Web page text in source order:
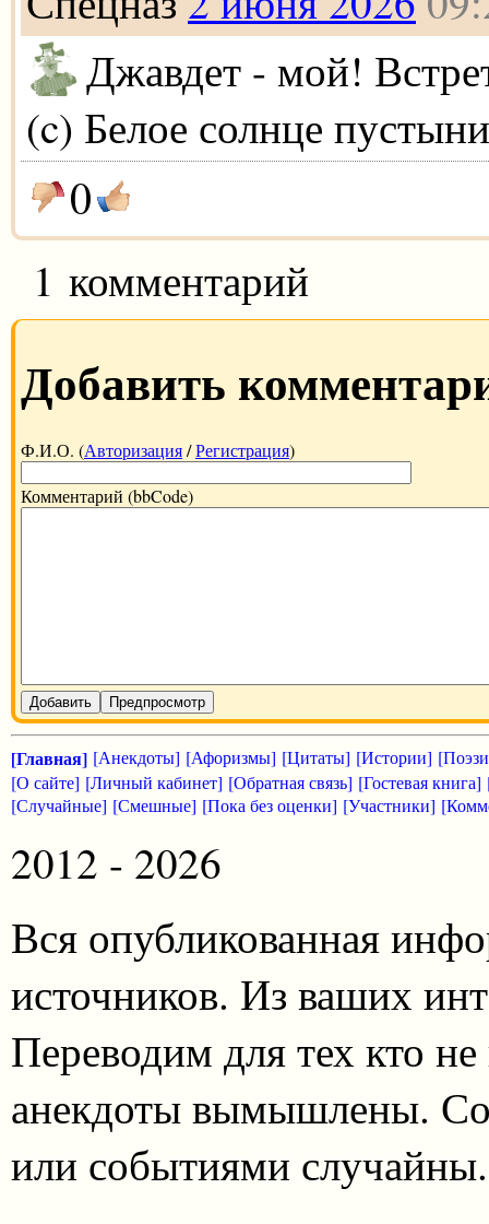
Джавдет - мой!
(c) Белое солнце пустыни
0
1 комментарий
Добавить
Ф.И.О. (Авторизация/Регистрация)
Комментарий (bbCode)
Добавить Предпросмотр
[Главная] [Анекдоты] [Афоризмы] [Цитаты] [Истории]
[О сайте] [Личный кабинет] [Обратная связь] [Гостевая книга]
[Случайные] [Смешные] [Пока без оценки] [Участники]
2012 - 2026
Вся опубликованная
источников. Из ваших
Переводим для тех кто
анекдоты вымышлены.
или событиями случайны.